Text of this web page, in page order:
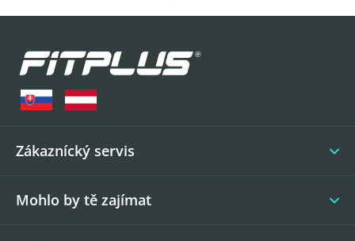
Zákaznícký servis
Mohlo by tě zajímat